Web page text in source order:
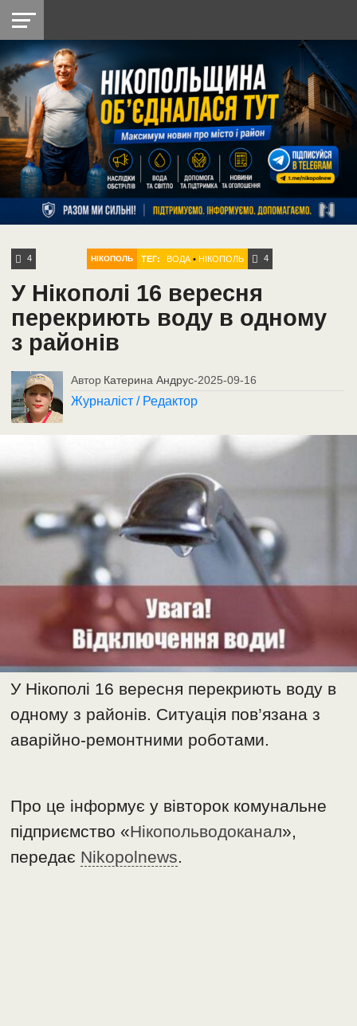
НІКОПОЛЬ
РАЙОН
СІЧЕСЛАВСЬКА
УКРАЇНА
РЕТРО
НІКОПОЛЬ
ЛАЙТ
УКРАЇНА
ДОПОМОГА
РАДІО
4 НІКОПОЛЬ ТЕГ: ВОДА •НІКОПОЛЬ 4
У Нікополі 16 вересня
перекриють воду в одному
з районів
Автор Катерина Андрус-2025-09-16
Журналіст / Редактор
У Нікополі 16 вересня перекриють воду в
одному з районів. Ситуація пов’язана з
аварійно-ремонтними роботами.
Про це інформує у вівторок комунальне
підприємство «Нікопольводоканал»,
передає Nikopolnews.